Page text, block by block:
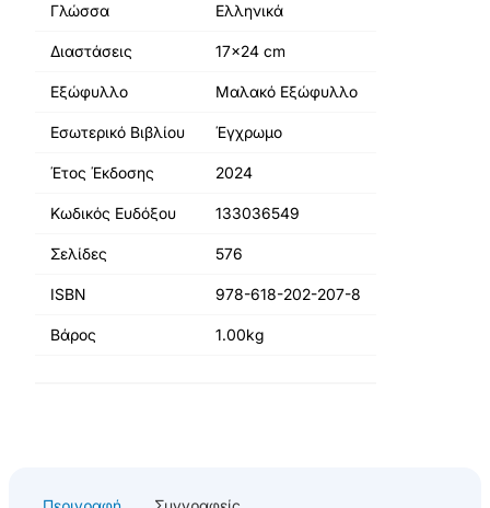
Γλώσσα Ελληνικά
Διαστάσεις 17x24 cm
Εξώφυλλο Μαλακό Εξώφυλλο
Εσωτερικό Βιβλίου Έγχρωμο
Έτος Έκδοσης 2024
Κωδικός Ευδόξου 133036549
Σελίδες 576
ISBN 978-618-202-207-8
Βάρος 1.00kg